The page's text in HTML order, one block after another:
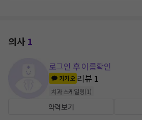
의사1
로그인 후 이름확인
카카오 리뷰 1
치과 스케일링(1)
약력보기